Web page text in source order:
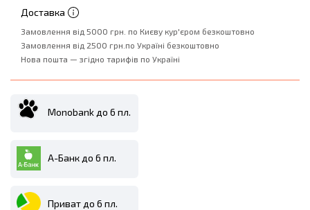
Доставка
Замовлення від 5000 грн. по Києву кур'єром безкоштовно
Замовлення від 2500 грн.по Україні безкоштовно
Нова пошта — згідно тарифів по Україні
Monobank до 6 пл.
А-Банк до 6 пл.
Приват до 6 пл.